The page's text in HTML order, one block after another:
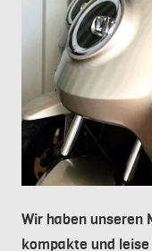
Wir haben unseren
kompakte und